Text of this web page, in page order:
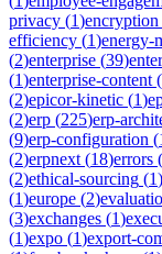
privacy (1)encryption
efficiency (1)energy-
(2)enterprise (39)
(1)enterprise-content (
(2)epicor-kinetic (1)
(2)erp (225)erp-
(9)erp-configuration (
(2)erpnext (18)errors (
(2)ethical-sourcing (1)
(1)europe (2)
(3)exchanges (1)
(1)expo (1)export-